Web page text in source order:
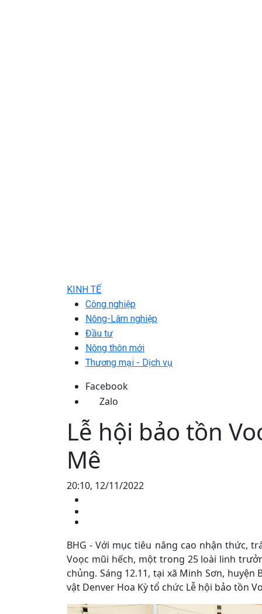
KINH TẾ
Công nghiệp
Nông-Lâm nghiệp
Đầu tư
Nông thôn mới
Thương mại - Dịch vụ
Facebook
Zalo
Lễ hội bảo tồn
Mê
20:10, 12/11/2022
BHG - Với mục tiêu nâng cao nhận thức,
Voọc mũi hếch, một trong 25 loài linh
chủng. Sáng 12.11, tại xã Minh Sơn,
vật Denver Hoa Kỳ tổ chức Lễ hội bảo tồn